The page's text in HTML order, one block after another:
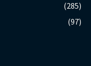
(285)
(97)